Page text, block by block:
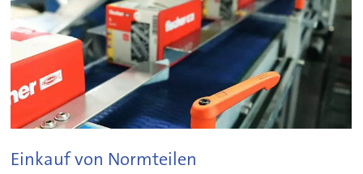
Einkauf von Normteilen